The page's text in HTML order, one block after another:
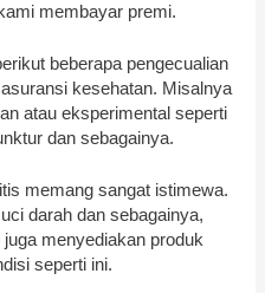
membayar premi.
beberapa pengecualian
kesehatan. Misalnya
atau eksperimental seperti
dan sebagainya.
memang sangat istimewa.
darah dan sebagainya,
menyediakan produk
seperti ini.